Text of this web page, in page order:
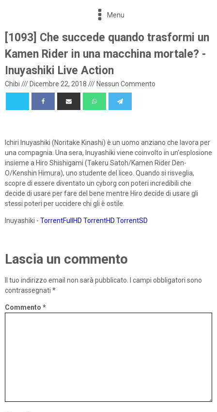
Menu
[1093] Che succede quando trasformi un
Kamen Rider in una macchina mortale? -
Inuyashiki Live Action
Chibi /// Dicembre 22, 2018 /// Nessun Commento
Ichiri Inuyashiki (Noritake Kinashi) è un uomo anziano che lavora per
una compagnia. Una sera, Inuyashiki viene coinvolto in un'esplosione
insieme a Hiro Shishigami (Takeru Satoh/Kamen Rider Den-
O/Kenshin Himura), uno studente del liceo. Quando si risveglia,
scopre di essere diventato un cyborg con poteri incredibili che
decide di usare per fare del bene mentre Hiro decide di usare gli
stessi poteri per uccidere chi gli è ostile.
Inuyashiki - TorrentFullHD TorrentHD TorrentSD
Lascia un commento
Il tuo indirizzo email non sarà pubblicato.
I campi obbligatori sono
contrassegnati *
Commento *